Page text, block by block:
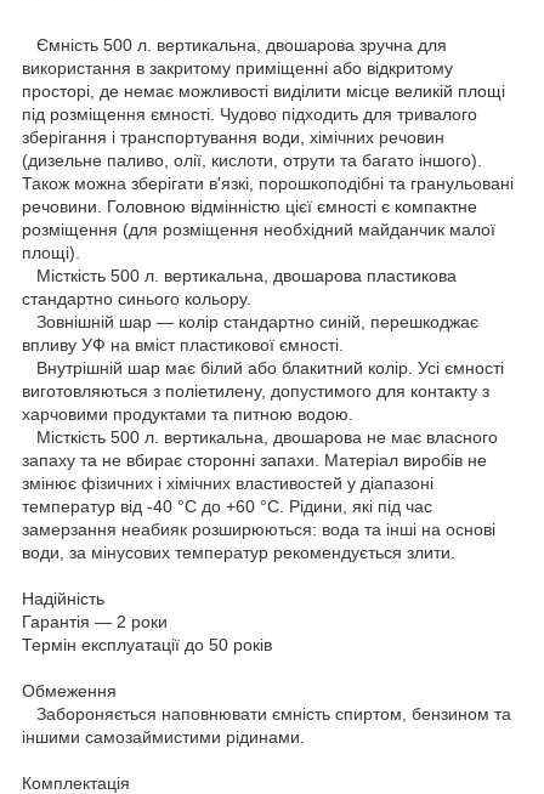
Ємність 500 л. вертикальна, двошарова зручна для
використання в закритому приміщенні або відкритому
просторі, де немає можливості виділити місце великій площі
під розміщення ємності. Чудово підходить для тривалого
зберігання і транспортування води, хімічних речовин
(дизельне паливо, олії, кислоти, отрути та багато іншого).
Також можна зберігати в'язкі, порошкоподібні та гранульовані
речовини. Головною відмінністю цієї ємності є компактне
розміщення (для розміщення необхідний майданчик малої
площі).
Місткість 500 л. вертикальна, двошарова пластикова
стандартно синього кольору.
Зовнішній шар — колір стандартно синій, перешкоджає
впливу УФ на вміст пластикової ємності.
Внутрішній шар має білий або блакитний колір. Усі ємності
виготовляються з поліетилену, допустимого для контакту з
харчовими продуктами та питною водою.
Місткість 500 л. вертикальна, двошарова не має власного
запаху та не вбирає сторонні запахи. Матеріал виробів не
змінює фізичних і хімічних властивостей у діапазоні
температур від -40 °C до +60 °C. Рідини, які під час
замерзання неабияк розширюються: вода та інші на основі
води, за мінусових температур рекомендується злити.
Надійність
Гарантія — 2 роки
Термін експлуатації до 50 років
Обмеження
Забороняється наповнювати ємність спиртом, бензином та
іншими самозаймистими рідинами.
Комплектація